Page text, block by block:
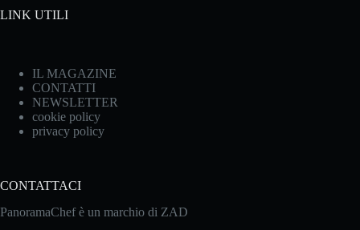
LINK UTILI
IL MAGAZINE
CONTATTI
NEWSLETTER
cookie policy
privacy policy
CONTATTACI
PanoramaChef è un marchio di ZAD